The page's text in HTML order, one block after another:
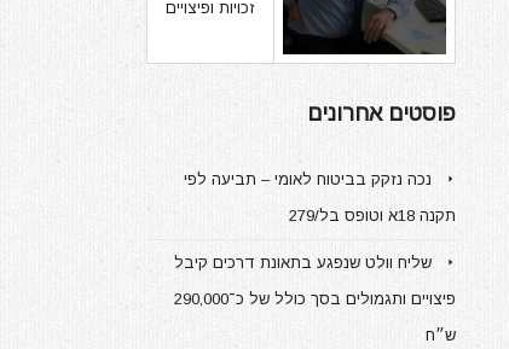
זכויות ופיצויים
פוסטים אחרונים
נכה נזקק בביטוח לאומי – תביעה לפי
תקנה 18א וטופס בל/279
שליח וולט שנפגע בתאונת דרכים קיבל
פיצויים ותגמולים בסך כולל של כ־290,000
ש״ח